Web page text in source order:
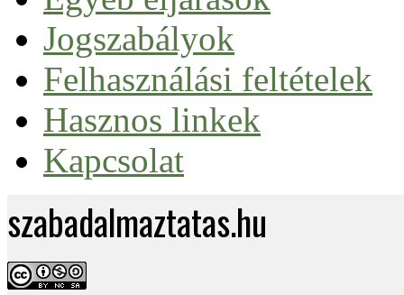
Jogszabályok
Felhasználási feltételek
Hasznos linkek
Kapcsolat
szabadalmaztatas.hu